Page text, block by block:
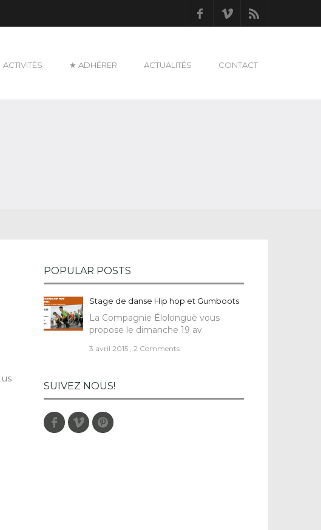
FacebookVimeo
ACTIVITÉS ★ ADHÉRER ACTUALITÉS CONTACT
us
POPULAR POSTS
Stage de danse Hip hop et Gumboots
La Compagnie Élolonguè vous
propose le dimanche 19 av
3 avril 2015 , 2 Comments
SUIVEZ NOUS!
Facebook
Vimeo